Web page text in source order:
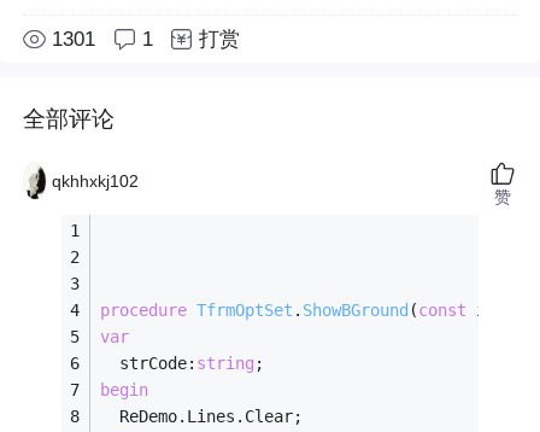
1301 1 打赏
全部评论
qkhhxkj102
procedure TfrmOptSet . ShowBGround (const
var
  strCode:
string ;
begin
  ReDemo.Lines.Clear;
赞